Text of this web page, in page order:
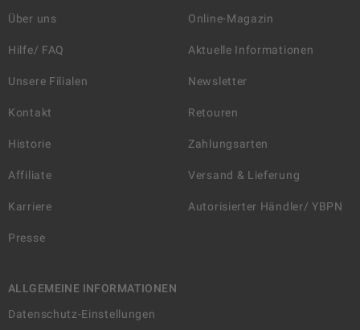
Über uns
Hilfe/ FAQ
Unsere Filialen
Kontakt
Historie
Affiliate
Karriere
Presse
Online-Magazin
Aktuelle Informationen
Newsletter
Retouren
Zahlungsarten
Versand & Lieferung
Autorisierter Händler/ YBPN
ALLGEMEINE INFORMATIONEN
Datenschutz-Einstellungen